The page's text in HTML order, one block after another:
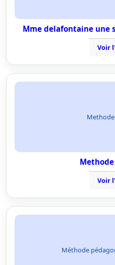
Mme delafontaine une
Voir
Voir
Méthode